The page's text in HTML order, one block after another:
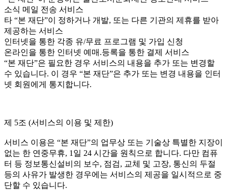
소식 메일 전송 서비스
타 “본 재단”이 정하거나 개발, 또는 다른 기관의 제휴를 받아
제공하는 서비스
인터넷을 통한 각종 유/무료 프로그램 및 가입 신청
온라인을 통한 인터넷 예매.등록을 통한 결제 서비스
“본 재단”은 필요한 경우 서비스의 내용을 추가 또는 변경할
수 있습니다. 이 경우 “본 재단”은 추가 또는 변경 내용을 인터
넷 회원에게 통지합니다.
제 5조 (서비스의 이용 및 제한)
서비스 이용은 “본 재단”의 업무상 또는 기술상 특별한 지장이
없는 한 연중무휴, 1일 24 시간을 원칙으로 합니다. 다만 컴퓨
터 등 정보통신설비의 보수, 점검, 교체 및 고장, 통신의 두절
등의 사유가 발생한 경우에는 서비스의 제공을 일시적으로 중
단할 수 있습니다.